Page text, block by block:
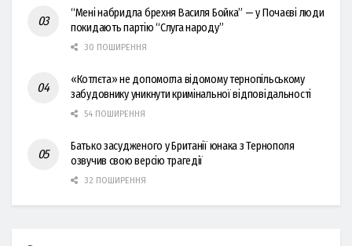
“Мені набридла брехня Василя Бойка” — у Почаєві люди
покидають партію “Слуга народу”
30 ПОШИРЕННЯ
«Котлєта» не допомогла відомому тернопільському
забудовнику уникнути кримінальної відповідальності
54 ПОШИРЕННЯ
Батько засудженого у Британії юнака з Тернополя
озвучив свою версію трагедії
32 ПОШИРЕННЯ